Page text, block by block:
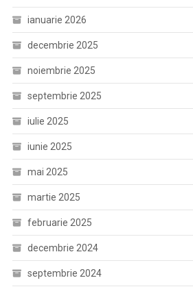
ianuarie 2026
decembrie 2025
noiembrie 2025
septembrie 2025
iulie 2025
iunie 2025
mai 2025
martie 2025
februarie 2025
decembrie 2024
septembrie 2024